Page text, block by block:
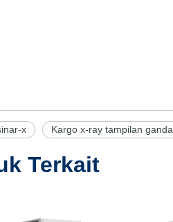
x Kargo x-ray tampilan ganda
Terkait